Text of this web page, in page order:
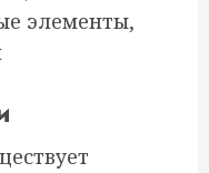
элементы,